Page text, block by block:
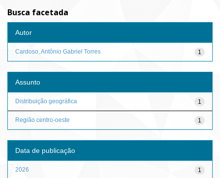
Busca facetada
Autor
1
Cardoso, Antônio Gabriel Torres
Assunto
1
Distribuição geográfica
1
Região centro-oeste
Data de publicação
1
2026